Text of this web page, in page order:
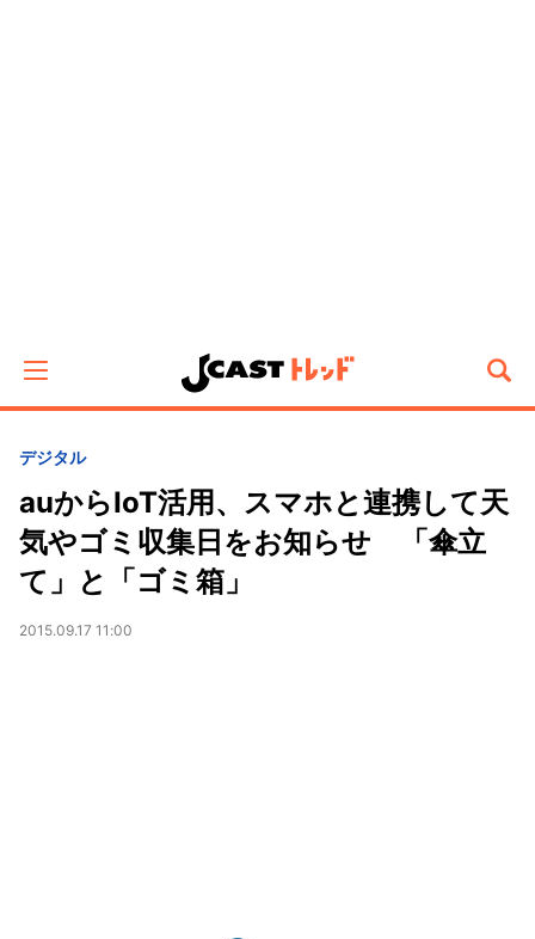
デジタル
auからIoT活用、スマホと連携して天
気やゴミ収集日をお知らせ 「傘立
て」と「ゴミ箱」
2015.09.17 11:00